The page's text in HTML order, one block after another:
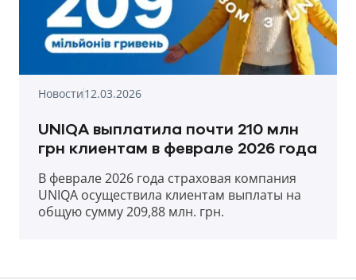
Новости12.03.2026
UNIQA выплатила почти 210 млн
грн клиентам в феврале 2026 года
В феврале 2026 года страховая компания
UNIQA осуществила клиентам выплаты на
общую сумму 209,88 млн. грн.